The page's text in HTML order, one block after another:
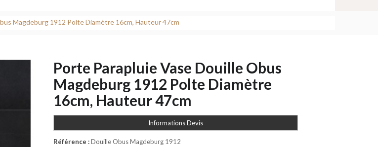
Magdeburg 1912 Polte Diamètre 16cm, Hauteur 47cm
Porte Parapluie Vase Douille Obus
Magdeburg 1912 Polte Diamètre
16cm, Hauteur 47cm
Informations Devis
Référence :Douille Obus Magdeburg 1912